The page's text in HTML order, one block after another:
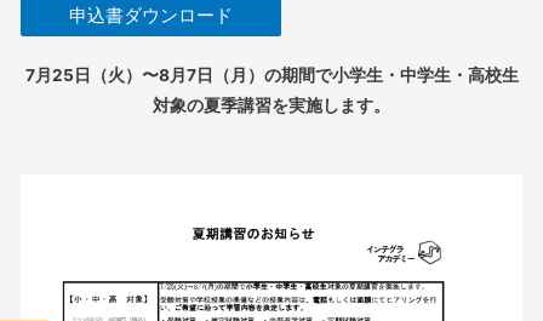
申込書ダウンロード
7月25日（火）〜8月7日（月）の期間で小学生・中学生・高校生
対象の夏季講習を実施します。